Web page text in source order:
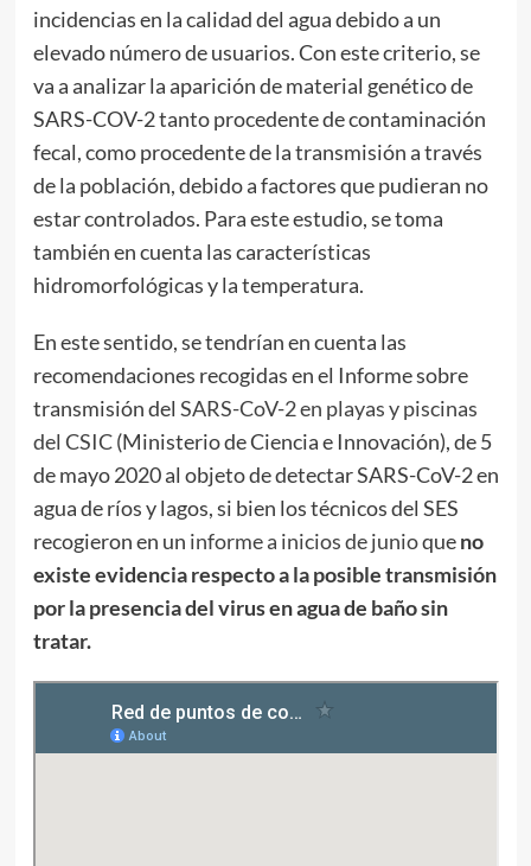
incidencias en la calidad del agua debido a un
elevado número de usuarios. Con este criterio, se
va a analizar la aparición de material genético de
SARS-COV-2 tanto procedente de contaminación
fecal, como procedente de la transmisión a través
de la población, debido a factores que pudieran no
estar controlados. Para este estudio, se toma
también en cuenta las características
hidromorfológicas y la temperatura.
En este sentido, se tendrían en cuenta las
recomendaciones recogidas en el Informe sobre
transmisión del SARS-CoV-2 en playas y piscinas
del CSIC(Ministerio de Ciencia e Innovación), de 5
de mayo 2020 al objeto de detectar SARS-CoV-2 en
agua de ríos y lagos, si bien los técnicos del SES
recogieron en un informe a inicios de junioqueno
existe evidencia respecto a la posible transmisión
por la presencia del virus en agua de baño sin
tratar.